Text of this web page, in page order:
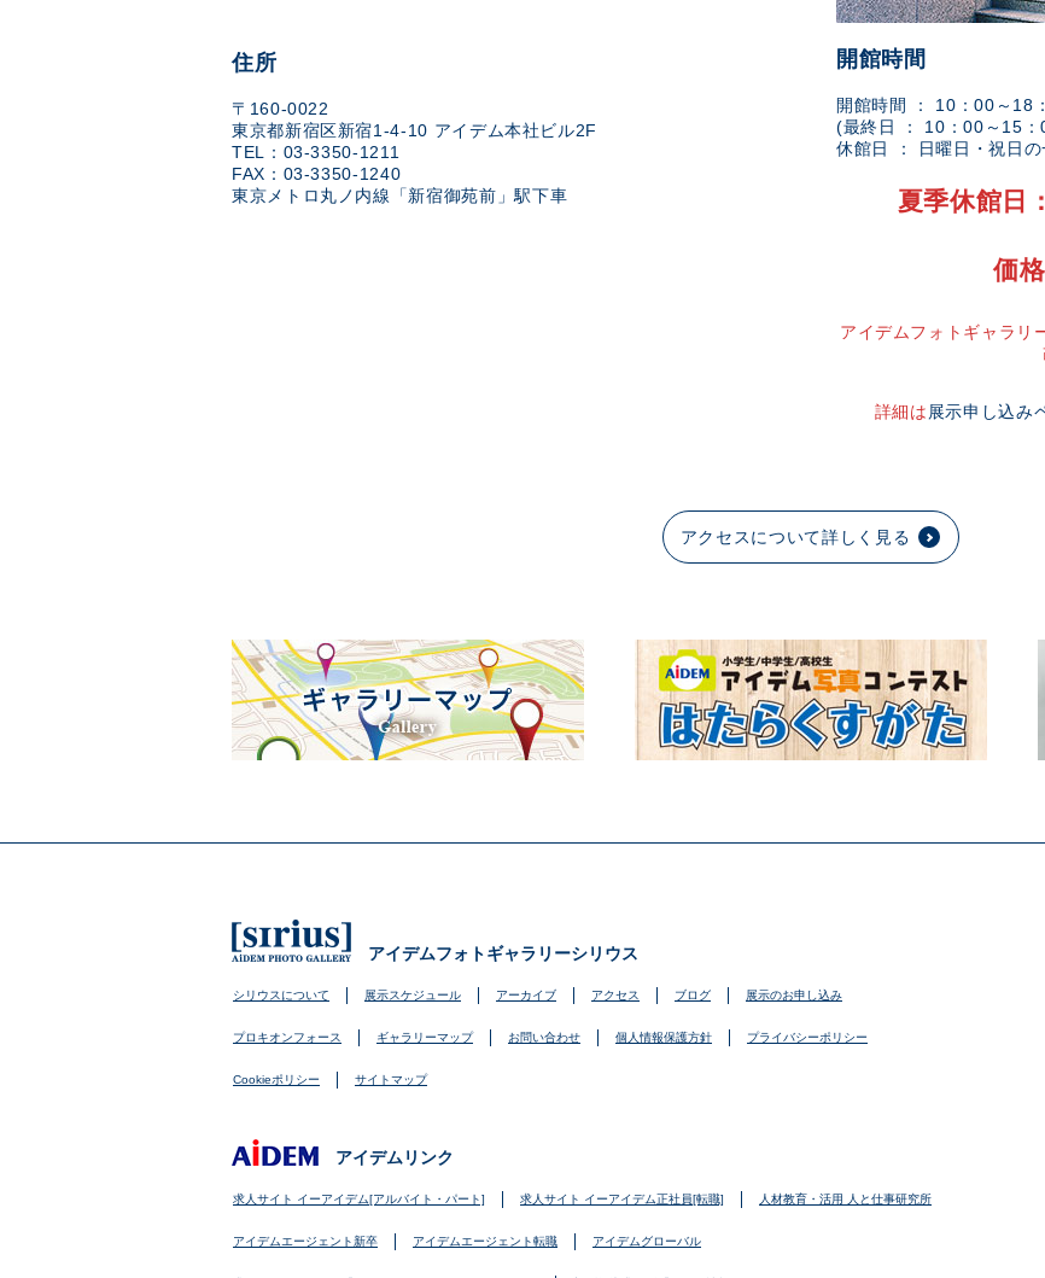
住所
〒160-0022
東京都新宿区新宿1-4-10 アイデム本社ビル2F
TEL：03-3350-1211
FAX：03-3350-1240
東京メトロ丸ノ内線「新宿御苑前」駅下車
開館時間
開館時間 ： 10：00～18
(最終日 ： 10：00～15：
休館日 ： 日曜日・祝日の
夏季休館日
価
アイデムフォトギャラリ
詳細は 展示申し込み
アクセスについて詳しく見る
アイデムフォトギャラリーシリウス
シリウスについて 展示スケジュール アーカイブ アクセス ブログ 展示のお申し込み
プロキオンフォース ギャラリーマップ お問い合わせ 個人情報保護方針 プライバシーポリシー
Cookieポリシー サイトマップ
アイデムリンク
求人サイト イーアイデム[アルバイト・パート] 求人サイト イーアイデム正社員[転職] 人材教育・活用 人と仕事研究所
アイデムエージェント新卒 アイデムエージェント転職 アイデムグローバル